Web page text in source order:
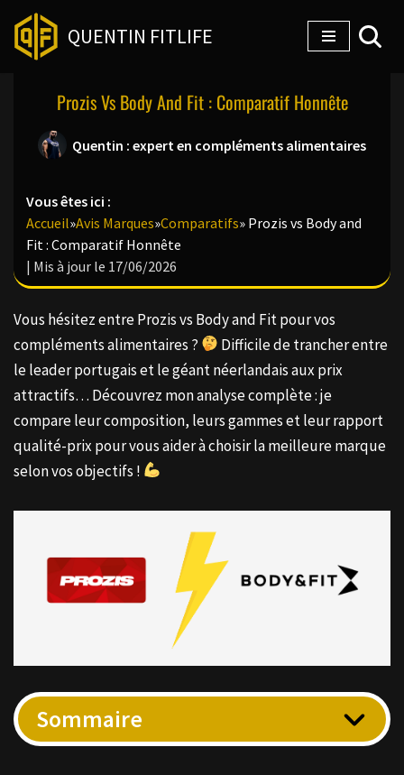
Aller
contenu
QUENTIN FITLIFE
Prozis Vs Body And Fit : Comparatif Honnête
Quentin : expert en compléments alimentaires
Vous êtes ici :
Accueil»Avis Marques»Comparatifs» Prozis vs Body and
Fit : Comparatif Honnête
| Mis à jour le 17/06/2026
Vous hésitez entre Prozis vs Body and Fit pour vos
compléments alimentaires ?
Difficile de trancher entre
le leader portugais et le géant néerlandais aux prix
attractifs… Découvrez mon analyse complète : je
compare leur composition, leurs gammes et leur rapport
qualité-prix pour vous aider à choisir la meilleure marque
selon vos objectifs !
Sommaire